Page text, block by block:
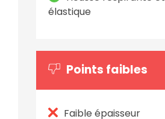
élastique
Points faibles
Faible épaisseur